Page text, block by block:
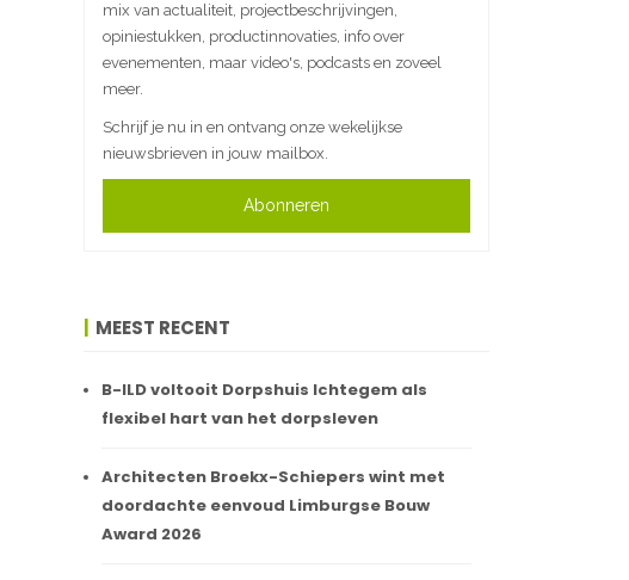
mix van actualiteit, projectbeschrijvingen,
opiniestukken, productinnovaties, info over
evenementen, maar video's, podcasts en zoveel
meer.
Schrijf je nu in en ontvang onze wekelijkse
nieuwsbrieven in jouw mailbox.
Abonneren
MEEST RECENT
B-ILD voltooit Dorpshuis Ichtegem als
flexibel hart van het dorpsleven
Architecten Broekx-Schiepers wint met
doordachte eenvoud Limburgse Bouw
Award 2026